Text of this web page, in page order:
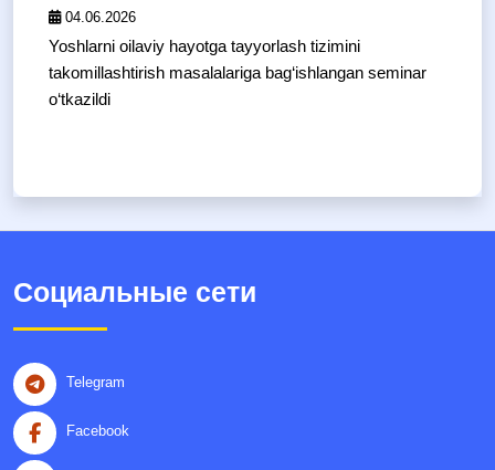
04.06.2026
Yoshlarni oilaviy hayotga tayyorlash tizimini
takomillashtirish masalalariga bag‘ishlangan seminar
o‘tkazildi
Социальные сети
Telegram
Facebook